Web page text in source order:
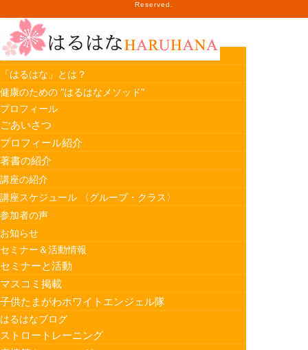
Reserved.
ホーム
「はるはな」とは？
健康のための “はるはなメソッド”
プロフィール
ごあいさつ
プロフィール紹介
著書の紹介
講座の紹介
講座スケジュール 〈グループ・クラス〉
参加者の声
お知らせ
セミナー＆活動情報
セミナーと活動
マスコミ掲載
子供たまがわホワイトエンジェル隊
はるはなブログ
ストロートレーニング